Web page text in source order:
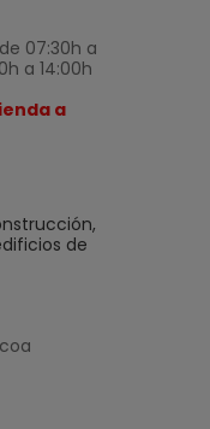
de 07:30h a
a 14:00h
a
de